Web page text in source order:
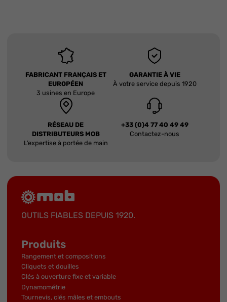
FABRICANT FRANÇAIS ET
EUROPÉEN
3 usines en Europe
GARANTIE À VIE
À votre service depuis 1920
RÉSEAU DE
DISTRIBUTEURS MOB
L’expertise à portée de main
+33 (0)4 77 40 49 49
Contactez-nous
OUTILS FIABLES DEPUIS 1920.
Produits
Rangement et compositions
Cliquets et douilles
Clés à ouverture fixe et variable
Dynamométrie
Tournevis, clés mâles et embouts